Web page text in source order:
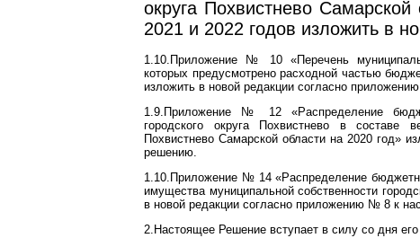
округа Похвистнево
2021 и 2022 годов изложить в
1.10.Приложение № 10 «Перечень
которых предусмотрено расходной частью
изложить в новой редакции согласно
1.9.Приложение № 12 «Распределение
городского округа Похвистнево в составе
Похвистнево Самарской области на 2020 год»
решению.
1.10.Приложение № 14 «Распределение
имущества муниципальной собственности
в новой редакции согласно приложению № 8 к
2.Настоящее Решение вступает в силу со дня